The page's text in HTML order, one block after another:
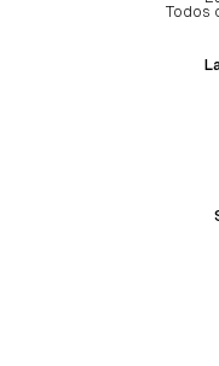
Todos